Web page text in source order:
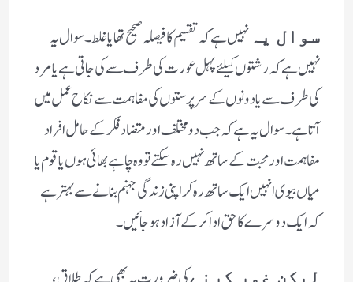
سوال یہ نہیں ہے کہ تقسیم کا فیصلہ صحیح تھا یا غلط ۔سوال یہ
نہیں ہے کہ رشتوں کیلئے پہل عورت کی طرف سے کی جاتی ہے یا مرد
کی طرف سے یا دونوں کے سرپرستوں کی مفاہمت سے نکاح عمل میں
آتا ہے ۔سوال یہ ہے کہ جب دو مختلف اور متضاد فکر کے حامل افراد
مفاہمت اور محبت کے ساتھ نہیں رہ سکتے تو وہ چاہے بھائی ہوں یا قوم یا
میاں بیوی انہیں ایک ساتھ رہ کر اپنی زندگی جہنم بنانے سے بہتر ہے
کہ ایک دوسرے کا حق ادا کر کے آزاد ہوجائیں۔
لیکن غور کرنے